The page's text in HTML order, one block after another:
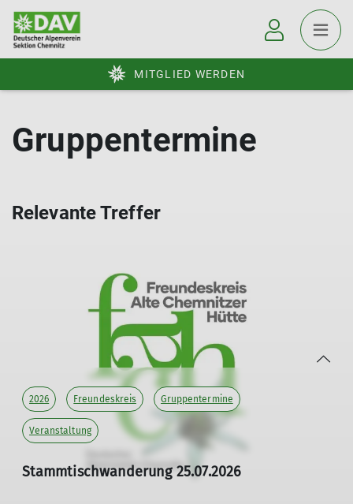
MITGLIED WERDEN
Gruppentermine
Relevante Treffer
2026 Freundeskreis Gruppentermine
Veranstaltung
Stammtischwanderung 25.07.2026